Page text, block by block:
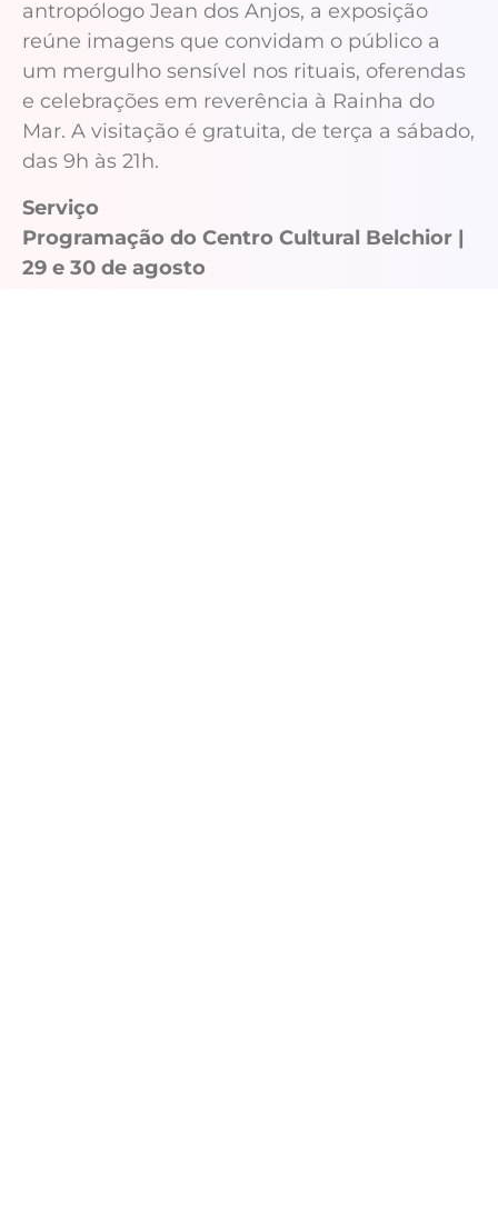
antropólogo Jean dos Anjos, a exposição
reúne imagens que convidam o público a
um mergulho sensível nos rituais, oferendas
e celebrações em reverência à Rainha do
Mar. A visitação é gratuita, de terça a sábado,
das 9h às 21h.
Serviço
Programação do Centro Cultural Belchior |
29 e 30 de agosto